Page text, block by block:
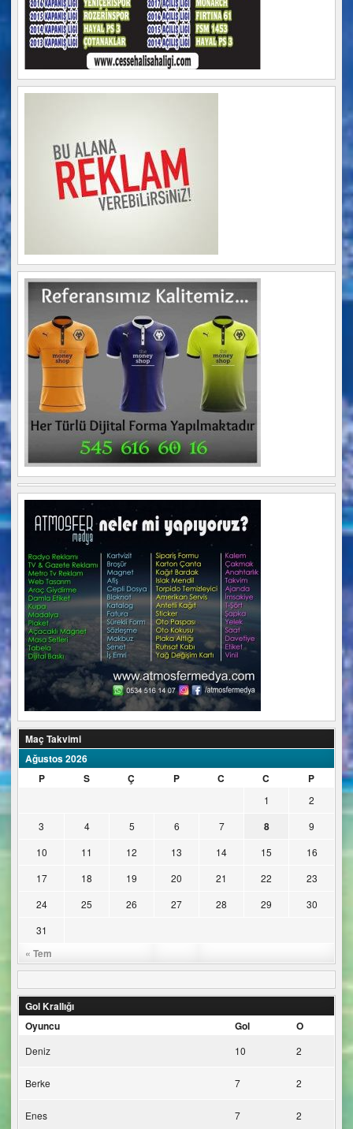
Maç Takvimi
Ağustos 2026
P
S Ç P C C P
« Tem
1
2
3
4 5 6 7 8
9
10
11 12 13 14 15
16
17
18 19 20 21 22
23
24
25 26 27 28 29
30
31
Gol Krallığı
Oyuncu
Gol O
Deniz 10 2
Berke 7 2
Enes 7 2